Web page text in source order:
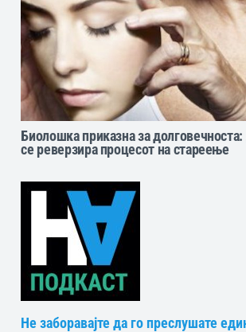
Биолошка приказна за
се реверзира процесот на стареење
Не заборавајте да го преслушате